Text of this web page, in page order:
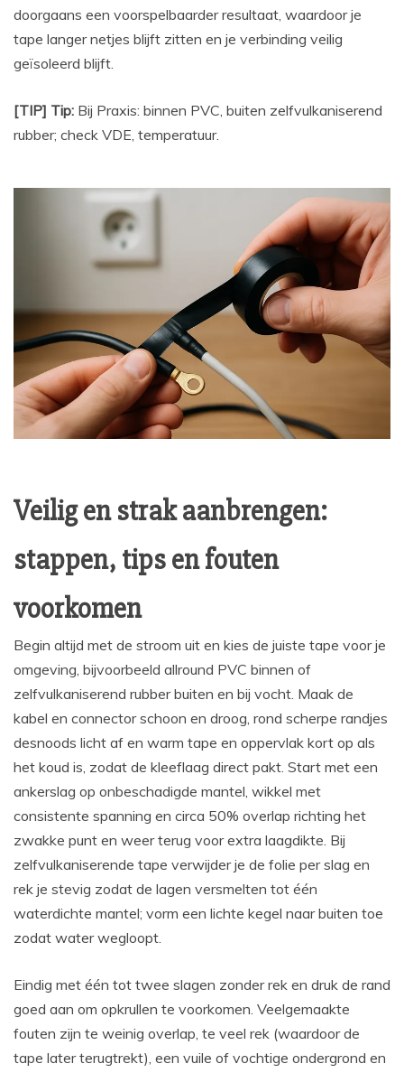
doorgaans een voorspelbaarder resultaat, waardoor je
tape langer netjes blijft zitten en je verbinding veilig
geïsoleerd blijft.
[TIP] Tip: Bij Praxis: binnen PVC, buiten zelfvulkaniserend
rubber; check VDE, temperatuur.
Veilig en strak aanbrengen:
stappen, tips en fouten
voorkomen
Begin altijd met de stroom uit en kies de juiste tape voor je
omgeving, bijvoorbeeld allround PVC binnen of
zelfvulkaniserend rubber buiten en bij vocht. Maak de
kabel en connector schoon en droog, rond scherpe randjes
desnoods licht af en warm tape en oppervlak kort op als
het koud is, zodat de kleeflaag direct pakt. Start met een
ankerslag op onbeschadigde mantel, wikkel met
consistente spanning en circa 50% overlap richting het
zwakke punt en weer terug voor extra laagdikte. Bij
zelfvulkaniserende tape verwijder je de folie per slag en
rek je stevig zodat de lagen versmelten tot één
waterdichte mantel; vorm een lichte kegel naar buiten toe
zodat water wegloopt.
Eindig met één tot twee slagen zonder rek en druk de rand
goed aan om opkrullen te voorkomen. Veelgemaakte
fouten zijn te weinig overlap, te veel rek (waardoor de
tape later terugtrekt), een vuile of vochtige ondergrond en